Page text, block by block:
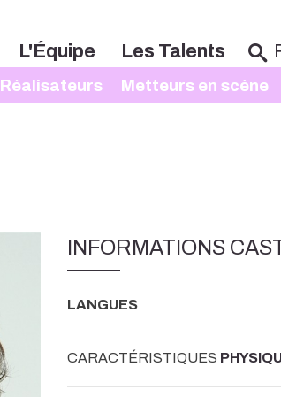
L'Équipe Les Talents
Réalisateurs Metteurs en scène
INFORMATIONS
LANGUES
CARACTÉRISTIQUES